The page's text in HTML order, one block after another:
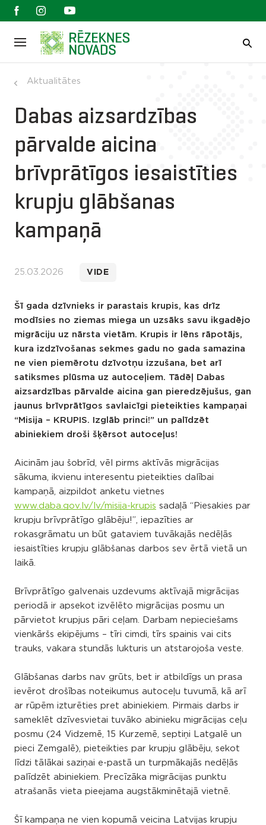
Aktualitātes
Dabas aizsardzības
pārvalde aicina
brīvprātīgos iesaistīties
krupju glābšanas
kampaņā
25.03.2026 VIDE
Šī gada dzīvnieks ir parastais krupis, kas drīz
modīsies no ziemas miega un uzsāks savu ikgadējo
migrāciju uz nārsta vietām. Krupis ir lēns rāpotājs,
kura izdzīvošanas sekmes gadu no gada samazina
ne vien piemērotu dzīvotņu izzušana, bet arī
satiksmes plūsma uz autoceļiem. Tādēļ Dabas
aizsardzības pārvalde aicina gan pieredzējušus, gan
jaunus brīvprātīgos savlaicīgi pieteikties kampaņai
“Misija – KRUPIS. Izglāb princi!” un palīdzēt
abiniekiem droši šķērsot autoceļus!
Aicinām jau šobrīd, vēl pirms aktīvās migrācijas
sākuma, ikvienu interesentu pieteikties dalībai
kampaņā, aizpildot anketu vietnes
www.daba.gov.lv/lv/misija-krupis sadaļā “Piesakies par
krupju brīvprātīgo glābēju!”, iepazīties ar
rokasgrāmatu un būt gataviem tuvākajās nedēļās
iesaistīties krupju glābšanas darbos sev ērtā vietā un
laikā.
Brīvprātīgo galvenais uzdevums aktīvajā migrācijas
periodā ir apsekot izvēlēto migrācijas posmu un
pārvietot krupjus pāri ceļam. Darbam nepieciešams
vienkāršs ekipējums – tīri cimdi, tīrs spainis vai cits
trauks, vakara stundās lukturis un atstarojoša veste.
Glābšanas darbs nav grūts, bet ir atbildīgs un prasa
ievērot drošības noteikumus autoceļu tuvumā, kā arī
ar rūpēm izturēties pret abiniekiem. Pirmais darbs ir
sameklēt dzīvesvietai tuvāko abinieku migrācijas ceļu
posmu (24 Vidzemē, 15 Kurzemē, septiņi Latgalē un
pieci Zemgalē), pieteikties par krupju glābēju, sekot
līdzi tālākai saziņai e-pastā un turpmākajās nedēļās
palīdzēt abiniekiem. Precīzāka migrācijas punktu
atrašanās vieta pieejama augstākminētajā vietnē.
Šī kampaņa ne vien kopumā veicina Latvijas krupju